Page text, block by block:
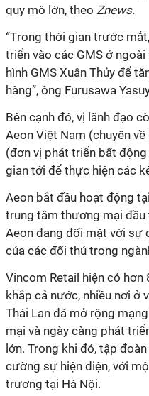
quy mô lớn, theo Znews.
“Trong thời gian trước
triển vào các GMS ở
hình GMS Xuân Thủy để
hàng”, ông Furusawa
Bên cạnh đó, vị lãnh đạo
Aeon Việt Nam (chuyên về
(đơn vị phát triển bất
gian tới để thực hiện các
Aeon bắt đầu hoạt động
trung tâm thương mại đầu
Aeon đang đối mặt với sự
của các đối thủ trong
Vincom Retail hiện có hơn
khắp cả nước, nhiều nơi ở
Thái Lan đã mở rộng
mại và ngày càng phát
lớn. Trong khi đó, tập
cường sự hiện diện, với
trương tại Hà Nội.